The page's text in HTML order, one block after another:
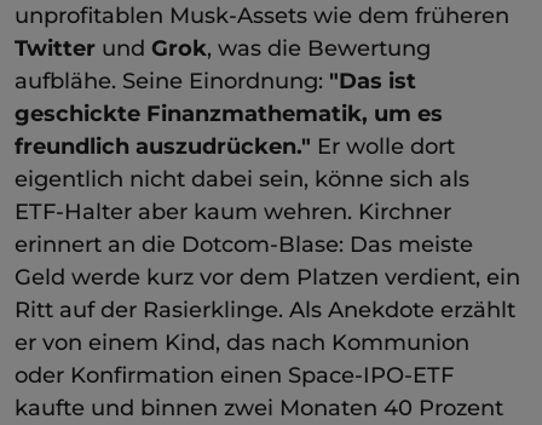
unprofitablen Musk-Assets wie dem früheren
Twitter und Grok, was die Bewertung
aufblähe. Seine Einordnung: "Das ist
geschickte Finanzmathematik, um es
freundlich auszudrücken." Er wolle dort
eigentlich nicht dabei sein, könne sich als
ETF-Halter aber kaum wehren. Kirchner
erinnert an die Dotcom-Blase: Das meiste
Geld werde kurz vor dem Platzen verdient, ein
Ritt auf der Rasierklinge. Als Anekdote erzählt
er von einem Kind, das nach Kommunion
oder Konfirmation einen Space-IPO-ETF
kaufte und binnen zwei Monaten 40 Prozent